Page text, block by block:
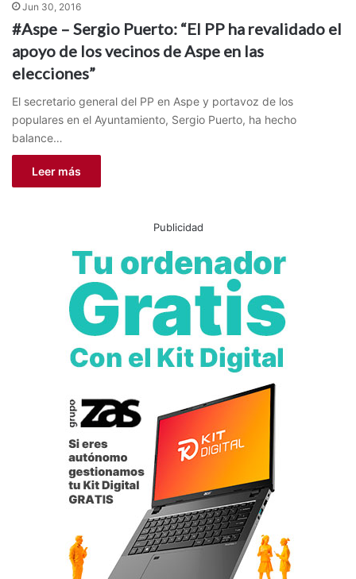
Jun 30, 2016
#Aspe – Sergio Puerto: “El PP ha revalidado el
apoyo de los vecinos de Aspe en las
elecciones”
El secretario general del PP en Aspe y portavoz de los
populares en el Ayuntamiento, Sergio Puerto, ha hecho
balance…
Leer más
Publicidad